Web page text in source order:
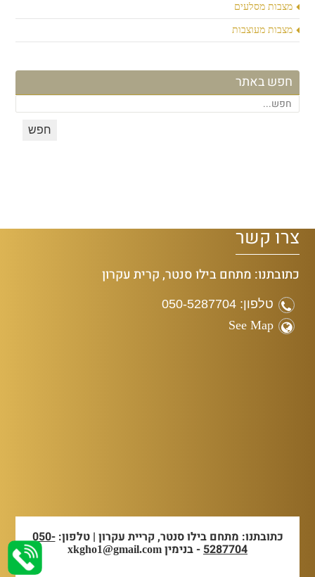
מצבות מסלעים
מצבות מעוצבות
חפש באתר
צרו קשר
כתובתנו: מתחם בילו סנטר, קרית עקרון
טלפון: 050-5287704
See Map
כתובתנו: מתחם בילו סנטר, קריית עקרון | טלפון:050-
5287704- בנימין xkgho1@gmail.com